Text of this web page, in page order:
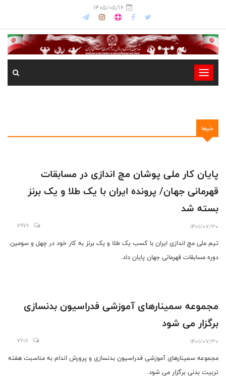
1405/05/16
-
-
-
-
خبرها
پایان کار ملی پوشان مچ اندازی در مسابقات
قهرمانی جهان/ پرونده ایران با یک طلا و یک برنز
بسته شد
1401/07/30
7976
تیم ملی مچ اندازی ایران با کسب یک طلا و یک برنز به کار خود در چهل و سومین
دوره مسابقات قهرمانی جهان پایان داد.
مجموعه سمینارهای آموزشی فدراسیون بدنسازی
برگزار می شود
1401/07/30
7618
مجموعه سمینارهای آموزشی فدراسیون بدنسازی و پرورش اندام به مناسبت هفته
تربیت بدنی برگزار می شود.